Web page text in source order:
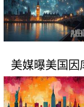
美媒曝美国因